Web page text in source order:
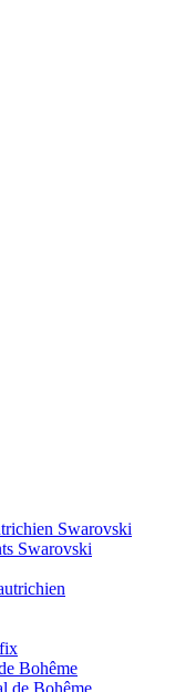
Swarovski
Swarovski
Bohême
de Bohême